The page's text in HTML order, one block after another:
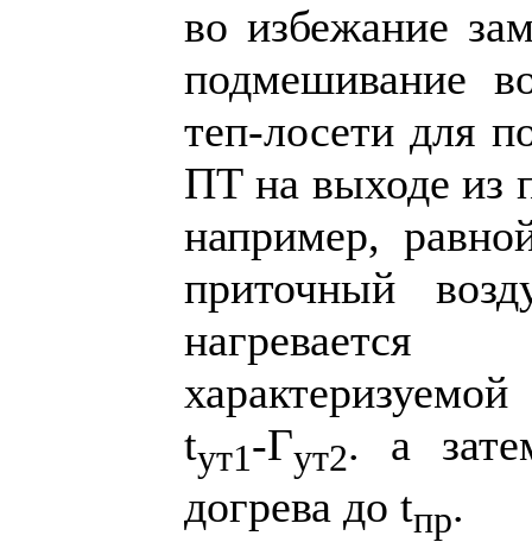
во избежание
подмешивание
теп-лосети для
ПТ на выходе из
например,
приточный
tут1-Гут2. а
догрева до tпр.